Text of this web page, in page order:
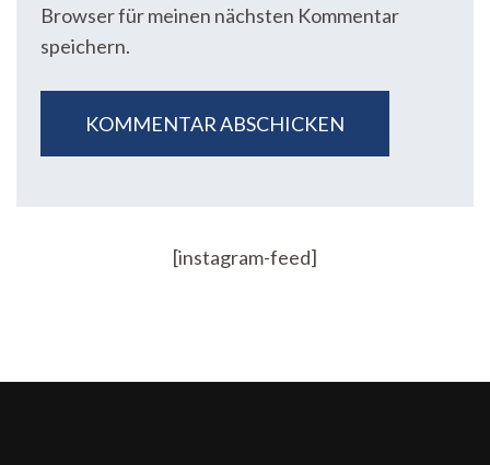
Browser für meinen nächsten Kommentar
speichern.
[instagram-feed]